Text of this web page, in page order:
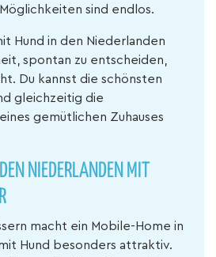
sind endlos.
Hund in den Niederlanden
spontan zu entscheiden,
Du kannst die schönsten
gleichzeitig die
gemütlichen Zuhauses
NIEDERLANDEN MIT
macht ein Mobile-Home in
Hund besonders attraktiv.